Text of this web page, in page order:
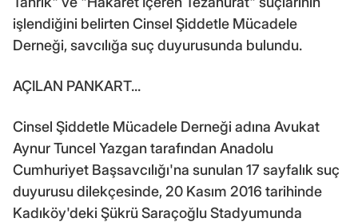
işlendiğini belirten Cinsel Şiddetle Mücadele
Derneği, savcılığa suç duyurusunda bulundu.
AÇILAN PANKART...
Cinsel Şiddetle Mücadele Derneği adına Avukat
Aynur Tuncel Yazgan tarafından Anadolu
Cumhuriyet Başsavcılığı'na sunulan 17 sayfalık suç
duyurusu dilekçesinde, 20 Kasım 2016 tarihinde
Kadıköy'deki Şükrü Saraçoğlu Stadyumunda